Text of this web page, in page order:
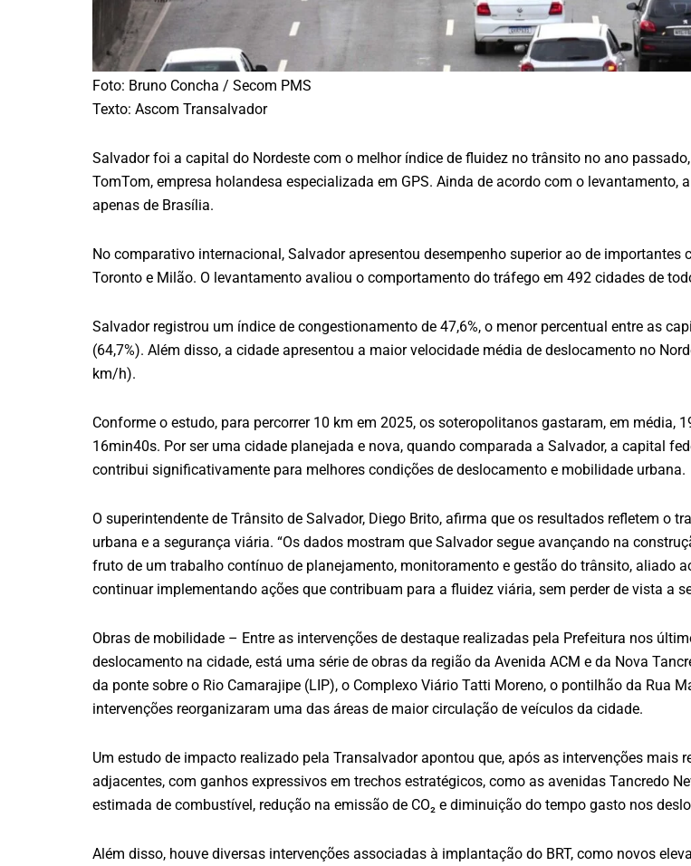
Foto: Bruno Concha / Secom PMS
Texto: Ascom Transalvador
Salvador foi a capital do Nordeste com o melhor índice de fluidez no trânsito no ano
TomTom, empresa holandesa especializada em GPS. Ainda de acordo com o
apenas de Brasília.
No comparativo internacional, Salvador apresentou desempenho superior ao de
Toronto e Milão. O levantamento avaliou o comportamento do tráfego em 492 cidades de
Salvador registrou um índice de congestionamento de 47,6%, o menor percentual entre as
(64,7%). Além disso, a cidade apresentou a maior velocidade média de deslocamento no
km/h).
Conforme o estudo, para percorrer 10 km em 2025, os soteropolitanos gastaram, em média,
16min40s. Por ser uma cidade planejada e nova, quando comparada a Salvador, a capital
contribui significativamente para melhores condições de deslocamento e mobilidade urbana.
O superintendente de Trânsito de Salvador, Diego Brito, afirma que os resultados refletem o
urbana e a segurança viária. “Os dados mostram que Salvador segue avançando na
fruto de um trabalho contínuo de planejamento, monitoramento e gestão do trânsito, aliado
continuar implementando ações que contribuam para a fluidez viária, sem perder de vista a
Obras de mobilidade – Entre as intervenções de destaque realizadas pela Prefeitura nos
deslocamento na cidade, está uma série de obras da região da Avenida ACM e da Nova
da ponte sobre o Rio Camarajipe (LIP), o Complexo Viário Tatti Moreno, o pontilhão da Rua
intervenções reorganizaram uma das áreas de maior circulação de veículos da cidade.
Um estudo de impacto realizado pela Transalvador apontou que, após as intervenções mais
adjacentes, com ganhos expressivos em trechos estratégicos, como as avenidas Tancredo
estimada de combustível, redução na emissão de CO₂ e diminuição do tempo gasto nos
Além disso, houve diversas intervenções associadas à implantação do BRT, como novos